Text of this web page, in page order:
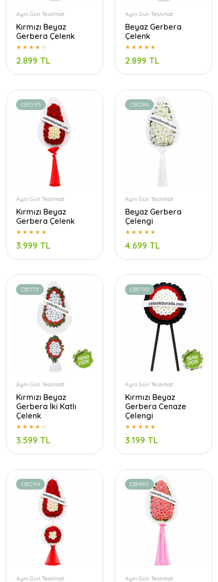
Aynı Gün Teslimat
Kırmızı Beyaz
Gerbera Çelenk
2.899 TL
Aynı Gün Teslimat
Beyaz Gerbera
Çelenk
2.899 TL
CB1095
Aynı Gün Teslimat
Kırmızı Beyaz
Gerbera Çelenk
3.999 TL
CB1286
Aynı Gün Teslimat
Beyaz Gerbera
Çelengi
4.699 TL
CB1775
Aynı Gün Teslimat
Kırmızı Beyaz
Gerbera İki Katlı
Çelenk
3.599 TL
CB1790
Aynı Gün Teslimat
Kırmızı Beyaz
Gerbera Cenaze
Çelengi
3.199 TL
CB1294
Aynı Gün Teslimat
CB1495
Aynı Gün Teslimat